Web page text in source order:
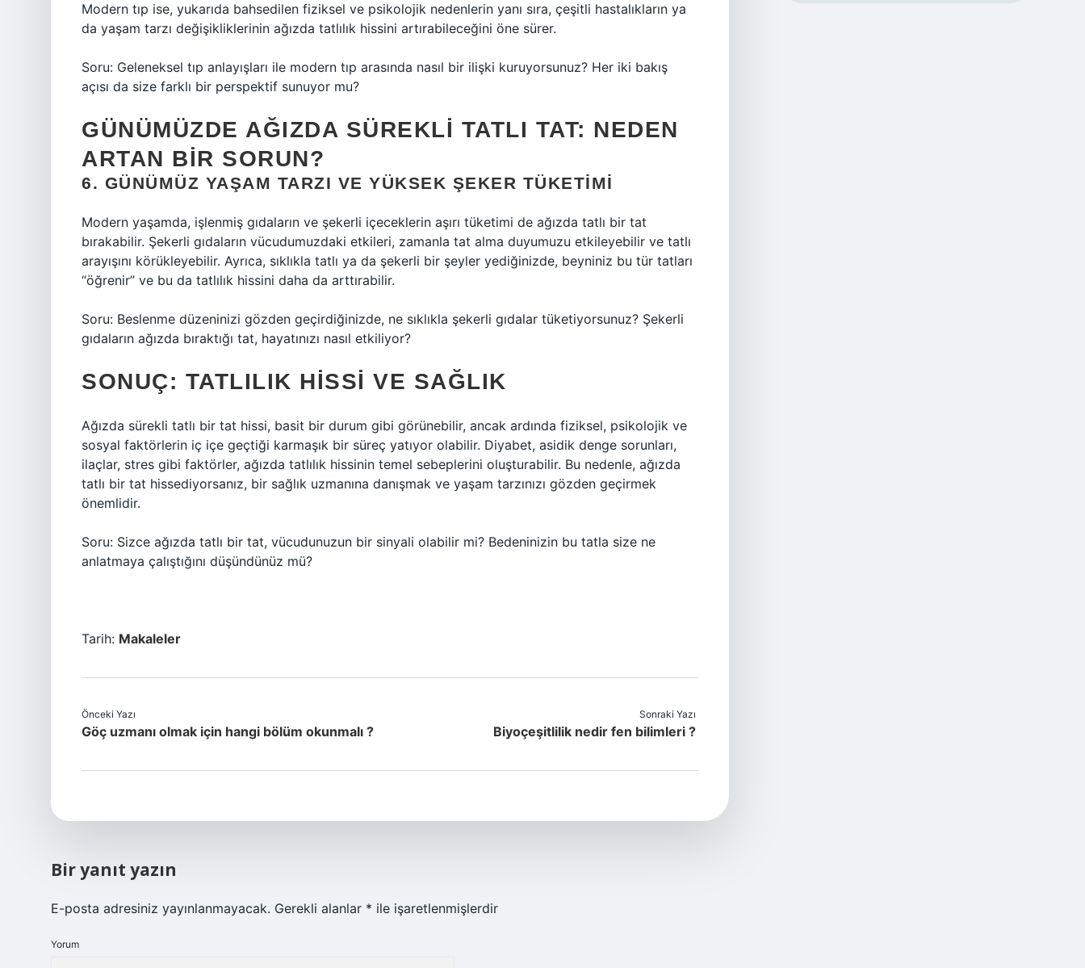
Modern tıp ise, yukarıda bahsedilen fiziksel ve psikolojik nedenlerin yanı sıra, çeşitli hastalıkların ya
da yaşam tarzı değişikliklerinin ağızda tatlılık hissini artırabileceğini öne sürer.
Soru: Geleneksel tıp anlayışları ile modern tıp arasında nasıl bir ilişki kuruyorsunuz? Her iki bakış
açısı da size farklı bir perspektif sunuyor mu?
GÜNÜMÜZDE AĞIZDA SÜREKLI TATLI TAT: NEDEN
ARTAN BIR SORUN?
6. GÜNÜMÜZ YAŞAM TARZI VE YÜKSEK ŞEKER TÜKETIMI
Modern yaşamda, işlenmiş gıdaların ve şekerli içeceklerin aşırı tüketimi de ağızda tatlı bir tat
bırakabilir. Şekerli gıdaların vücudumuzdaki etkileri, zamanla tat alma duyumuzu etkileyebilir ve tatlı
arayışını körükleyebilir. Ayrıca, sıklıkla tatlı ya da şekerli bir şeyler yediğinizde, beyniniz bu tür tatları
“öğrenir” ve bu da tatlılık hissini daha da arttırabilir.
Soru: Beslenme düzeninizi gözden geçirdiğinizde, ne sıklıkla şekerli gıdalar tüketiyorsunuz? Şekerli
gıdaların ağızda bıraktığı tat, hayatınızı nasıl etkiliyor?
SONUÇ: TATLILIK HISSI VE SAĞLIK
Ağızda sürekli tatlı bir tat hissi, basit bir durum gibi görünebilir, ancak ardında fiziksel, psikolojik ve
sosyal faktörlerin iç içe geçtiği karmaşık bir süreç yatıyor olabilir. Diyabet, asidik denge sorunları,
ilaçlar, stres gibi faktörler, ağızda tatlılık hissinin temel sebeplerini oluşturabilir. Bu nedenle, ağızda
tatlı bir tat hissediyorsanız, bir sağlık uzmanına danışmak ve yaşam tarzınızı gözden geçirmek
önemlidir.
Soru: Sizce ağızda tatlı bir tat, vücudunuzun bir sinyali olabilir mi? Bedeninizin bu tatla size ne
anlatmaya çalıştığını düşündünüz mü?
Tarih: Makaleler
Önceki Yazı
Göç uzmanı olmak için hangi bölüm okunmalı ?
Sonraki Yazı
Biyoçeşitlilik nedir fen bilimleri ?
Bir yanıt yazın
E-posta adresiniz yayınlanmayacak. Gerekli alanlar * ile işaretlenmişlerdir
Yorum